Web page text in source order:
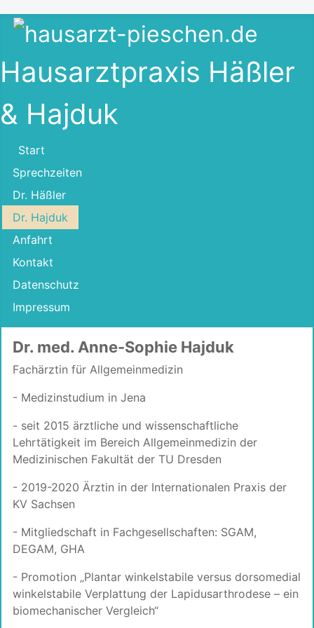
Hausarztpraxis Häßler
& Hajduk
Start
Sprechzeiten
Dr. Häßler
Dr. Hajduk
Anfahrt
Kontakt
Datenschutz
Impressum
Dr. med. Anne-Sophie Hajduk
Fachärztin für Allgemeinmedizin
- Medizinstudium in Jena
- seit 2015 ärztliche und wissenschaftliche
Lehrtätigkeit im Bereich Allgemeinmedizin der
Medizinischen Fakultät der TU Dresden
- 2019-2020 Ärztin in der Internationalen Praxis der
KV Sachsen
- Mitgliedschaft in Fachgesellschaften: SGAM,
DEGAM, GHA
- Promotion „Plantar winkelstabile versus dorsomedial
winkelstabile Verplattung der Lapidusarthrodese – ein
biomechanischer Vergleich“